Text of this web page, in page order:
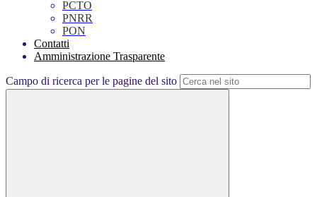
PCTO
PNRR
PON
Contatti
Amministrazione Trasparente
Campo di ricerca per le pagine del sito